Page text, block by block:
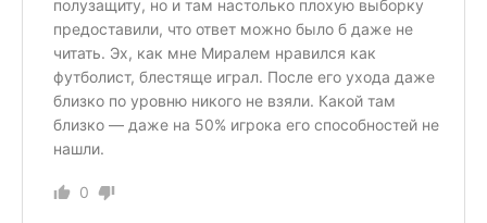
полузащиту, но и там настолько плохую выборку
предоставили, что ответ можно было б даже не
читать. Эх, как мне Миралем нравился как
футболист, блестяще играл. После его ухода даже
близко по уровню никого не взяли. Какой там
близко — даже на 50% игрока его способностей не
нашли.
0